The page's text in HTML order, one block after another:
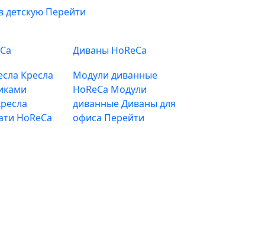
детскую Перейти
Кресла
HoReCa
Диваны HoReCa
Модули диванные
HoReCa Модули
диванныеДиваны для
офиса Перейти